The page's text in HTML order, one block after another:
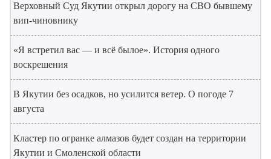
Верховный Суд Якутии открыл дорогу на СВО бывшему
вип-чиновнику
«Я встретил вас — и всё былое». История одного
воскрешения
В Якутии без осадков, но усилится ветер. О погоде 7
августа
Кластер по огранке алмазов будет создан на территории
Якутии и Смоленской области